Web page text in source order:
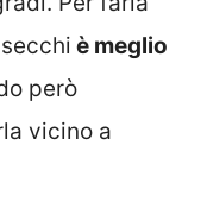
è meglio
però
vicino a